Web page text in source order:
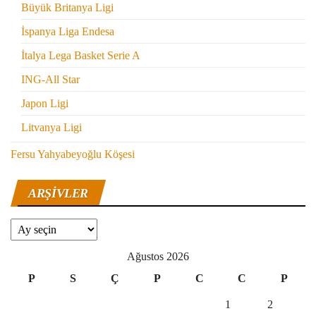
Büyük Britanya Ligi
İspanya Liga Endesa
İtalya Lega Basket Serie A
ING-All Star
Japon Ligi
Litvanya Ligi
Fersu Yahyabeyoğlu Köşesi
ARŞIVLER
Arşivler
Ağustos 2026
P
S Ç P C C P
1 2